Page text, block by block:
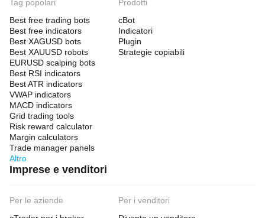
Tag popolari
Best free trading bots
Best free indicators
Best XAGUSD bots
Best XAUUSD robots
EURUSD scalping bots
Best RSI indicators
Best ATR indicators
VWAP indicators
MACD indicators
Grid trading tools
Risk reward calculator
Margin calculators
Trade manager panels
Altro
Prodotti
cBot
Indicatori
Plugin
Strategie copiabili
Imprese e venditori
Per le aziende
Per i venditori